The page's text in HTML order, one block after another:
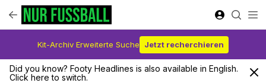
Kit-Archiv Erweiterte Suche Jetzt recherchieren
Did you know? Footy Headlines is also available in English.
Click here to switch.